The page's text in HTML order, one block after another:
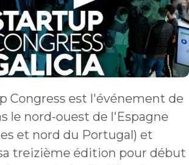
Congress est l'événement de
le nord-ouest de l'Espagne
et nord du Portugal) et
treizième édition pour début